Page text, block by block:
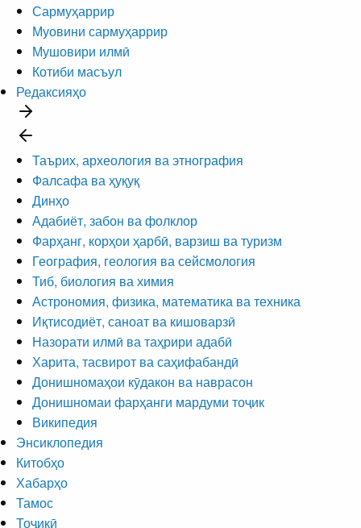
Сармуҳаррир
Муовини сармуҳаррир
Мушовири илмӣ
Котиби масъул
Редаксияҳо
Таърих, археология ва этнография
Фалсафа ва ҳуқуқ
Динҳо
Адабиёт, забон ва фолклор
Фарҳанг, корҳои ҳарбӣ, варзиш ва туризм
География, геология ва сейсмология
Тиб, биология ва химия
Астрономия, физика, математика ва техника
Иқтисодиёт, саноат ва кишоварзӣ
Назорати илмӣ ва таҳрири адабӣ
Харита, тасвирот ва саҳифабандӣ
Донишномаҳои кӯдакон ва наврасон
Донишномаи фарҳанги мардуми тоҷик
Википедия
Энсиклопедия
Китобҳо
Хабарҳо
Тамос
Тоҷикӣ